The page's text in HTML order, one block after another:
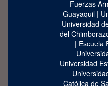
Fuerzas
Guayaquil|
Universidad
del
| Escuela
Universidad
Católica de